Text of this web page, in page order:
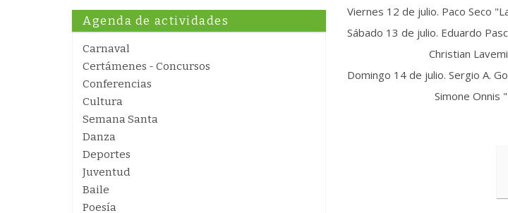
Agenda de actividades
Carnaval
Certámenes - Concursos
Conferencias
Cultura
Semana Santa
Danza
Deportes
Juventud
Baile
Poesía
Viernes 12 de julio. Paco Seco
Sábado 13 de julio. Eduardo
Christian Lavemier
Domingo 14 de julio. Sergio A.
Simone Onnis "La